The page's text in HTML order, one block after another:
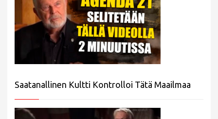
Saatanallinen Kultti Kontrolloi Tätä Maailmaa